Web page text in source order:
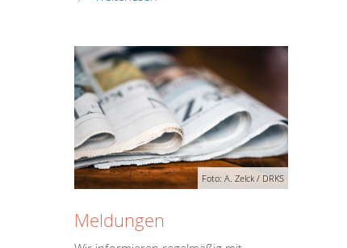
Foto: A. Zelck / DRKS
Meldungen